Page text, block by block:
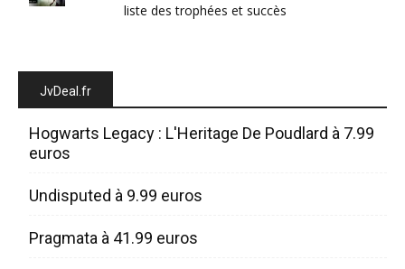
liste des trophées et succès
JvDeal.fr
Hogwarts Legacy : L'Heritage De Poudlard à 7.99
euros
Undisputed à 9.99 euros
Pragmata à 41.99 euros